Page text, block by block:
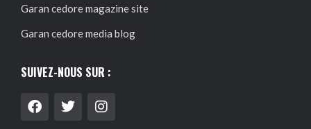
Garan cedore magazine site
Garan cedore media blog
SUIVEZ-NOUS SUR :